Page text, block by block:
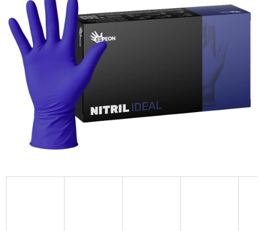
5
hvězdiček.